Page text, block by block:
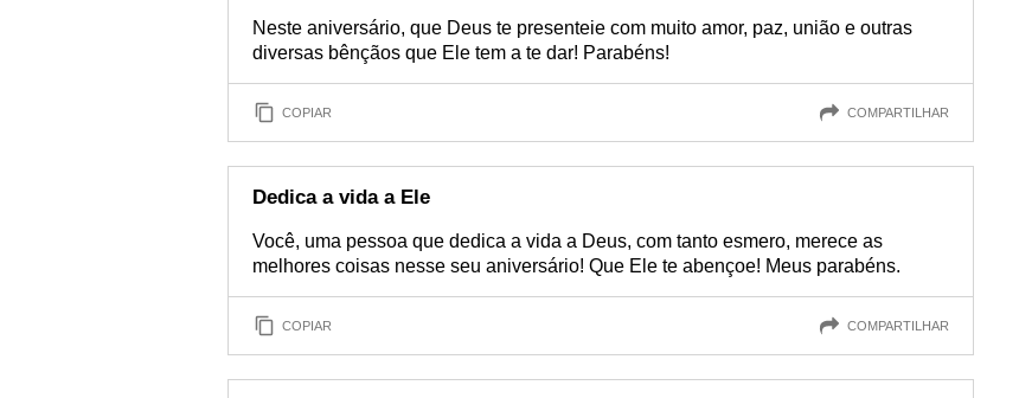
Neste aniversário, que Deus te presenteie com muito amor, paz, união e outras
diversas bênçãos que Ele tem a te dar! Parabéns!
COPIAR COMPARTILHAR
Dedica a vida a Ele
Você, uma pessoa que dedica a vida a Deus, com tanto esmero, merece as
melhores coisas nesse seu aniversário! Que Ele te abençoe! Meus parabéns.
COPIAR COMPARTILHAR